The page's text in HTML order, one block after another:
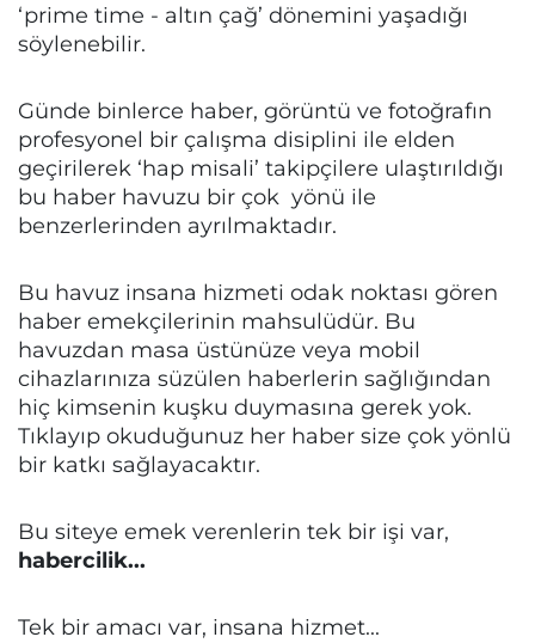
‘prime time - altın çağ’ dönemini yaşadığı
söylenebilir.
Günde binlerce haber, görüntü ve fotoğrafın
profesyonel bir çalışma disiplini ile elden
geçirilerek ‘hap misali’ takipçilere ulaştırıldığı
bu haber havuzu bir çok yönü ile
benzerlerinden ayrılmaktadır.
Bu havuz insana hizmeti odak noktası gören
haber emekçilerinin mahsulüdür. Bu
havuzdan masa üstünüze veya mobil
cihazlarınıza süzülen haberlerin sağlığından
hiç kimsenin kuşku duymasına gerek yok.
Tıklayıp okuduğunuz her haber size çok yönlü
bir katkı sağlayacaktır.
Bu siteye emek verenlerin tek bir işi var,
habercilik...
Tek bir amacı var, insana hizmet...